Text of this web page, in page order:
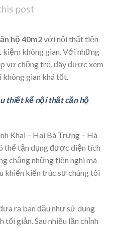
post
hộ 40m2với nội thất tiện
kiệm không gian. Với những
vợ chồng trẻ, đây được xem
không gian khá tốt.
thiết kế nội thất căn hộ
Khai – Hai Bà Trưng – Hà
thể tận dụng được diện tích
chẳng những tiện nghi mà
khiến kiến trúc sư chúng tôi
ra ban đầu như sử dụng
tối giản. Sau nhiều lần chỉnh